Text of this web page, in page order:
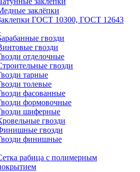
заклёпки
ГОСТ 10300, ГОСТ 12643
гвозди
гвозди
отделочные
гвозди
тарные
толевые
фасованные
формовочные
шиферные
гвозди
гвозди
финишные
рабица с полимерным